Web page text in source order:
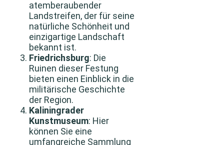
atemberaubender
Landstreifen, der für seine
natürliche Schönheit und
einzigartige Landschaft
bekannt ist.
Friedrichsburg: Die
Ruinen dieser Festung
bieten einen Einblick in die
militärische Geschichte
der Region.
Kaliningrader
Kunstmuseum: Hier
können Sie eine
umfangreiche Sammlung